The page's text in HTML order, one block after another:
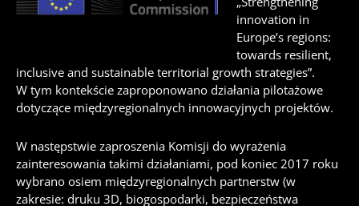
innovation in
Europe’s regions:
towards resilient,
inclusive and sustainable territorial growth strategies”.
W tym kontekście zaproponowano działania pilotażowe
dotyczące międzyregionalnych innowacyjnych projektów.
W następstwie zaproszenia Komisji do wyrażenia
zainteresowania takimi działaniami, pod koniec 2017 roku
wybrano osiem międzyregionalnych partnerstw (w
zakresie: druku 3D, biogospodarki, bezpieczeństwa